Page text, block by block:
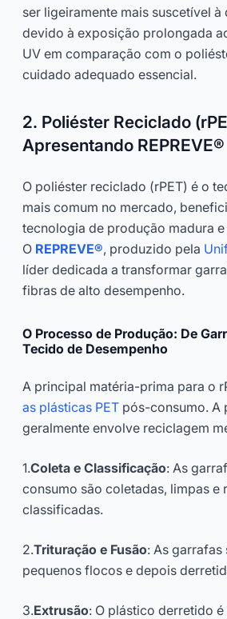
ser ligeiramente mais suscetível à
devido à exposição prolongada
UV em comparação com o
cuidado adequado essencial.
2. Poliéster Reciclado
Apresentando REPREVE®
O poliéster reciclado (rPET) é o
mais comum no mercado,
tecnologia de produção madura
O REPREVE®, produzido pela
líder dedicada a transformar
fibras de alto desempenho.
O Processo de Produção: De
Tecido de Desempenho
A principal matéria-prima para o
as plásticas PET pós-consumo. A
geralmente envolve reciclagem
1.Coleta e Classificação: As
consumo são coletadas, limpas e
classificadas.
2.Trituração e Fusão: As garrafas
pequenos flocos e depois
3.Extrusão: O plástico derretido